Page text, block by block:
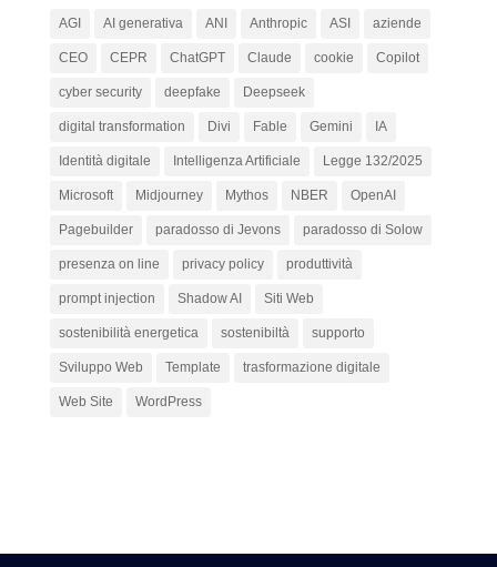
AGI AI generativa ANI Anthropic ASI aziende
CEO CEPR ChatGPT Claude cookie Copilot
cyber security deepfake Deepseek
digital transformation Divi Fable Gemini IA
Identità digitale Intelligenza Artificiale Legge 132/2025
Microsoft Midjourney Mythos NBER OpenAI
Pagebuilder paradosso di Jevons paradosso di Solow
presenza on line privacy policy produttività
prompt injection Shadow AI Siti Web
sostenibilità energetica sostenibiltà supporto
Sviluppo Web Template trasformazione digitale
Web Site WordPress